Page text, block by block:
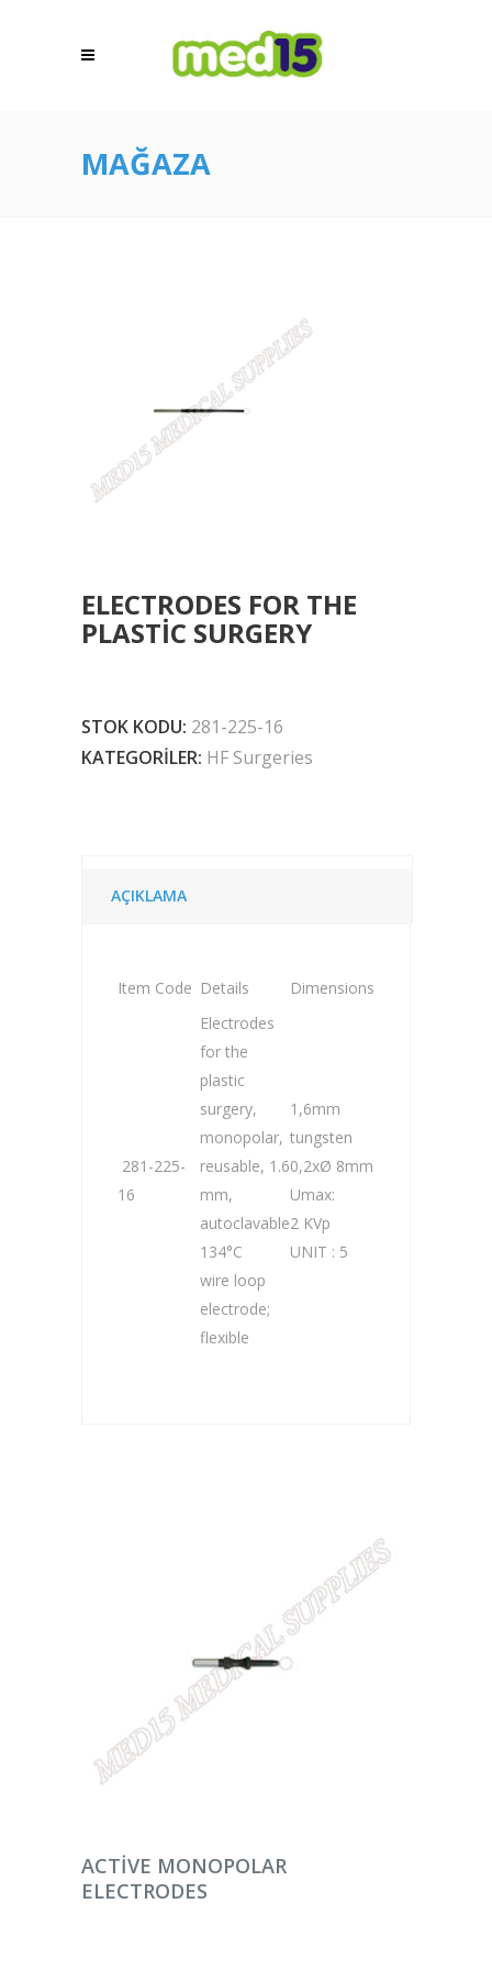
MAĞAZA
ELECTRODES FOR THE
PLASTIC SURGERY
STOK KODU: 281-225-16
KATEGORILER: HF Surgeries
AÇIKLAMA
Item Code Details Dimensions
281-225-
16
Electrodes
for the
plastic
surgery,
monopolar,
reusable, 1.6
mm,
autoclavable
134°C
wire loop
electrode;
flexible
1,6mm
tungsten
0,2xØ 8mm
Umax:
2 KVp
UNIT : 5
DEVAMINI OKU
ACTIVE MONOPOLAR
ELECTRODES